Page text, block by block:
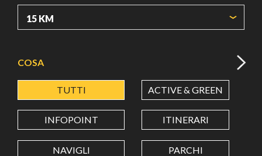
LATITUDINE
LONGITUDINE
COSA
TUTTI ACTIVE & GREEN
INFOPOINT ITINERARI
NAVIGLI PARCHI